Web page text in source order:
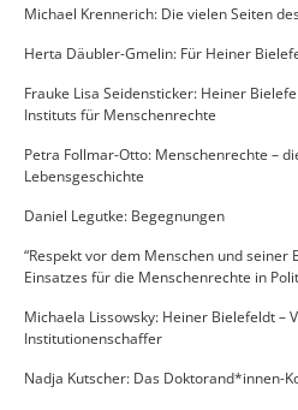
Michael Krennerich: Die vielen Seiten
Herta Däubler-Gmelin: Für Heiner
Frauke Lisa Seidensticker: Heiner
Instituts für Menschenrechte
Petra Follmar-Otto: Menschenrechte –
Lebensgeschichte
Daniel Legutke: Begegnungen
“Respekt vor dem Menschen und seiner
Einsatzes für die Menschenrechte in
Michaela Lissowsky: Heiner Bielefeldt –
Institutionenschaffer
Nadja Kutscher: Das Doktorand*innen-